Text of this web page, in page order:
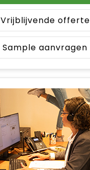
Vrijblijvende offerte
Sample aanvragen